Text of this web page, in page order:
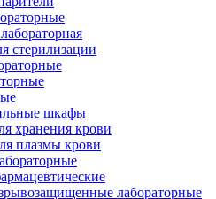
стерилизации
шкафы
хранения крови
плазмы крови
лабораторные